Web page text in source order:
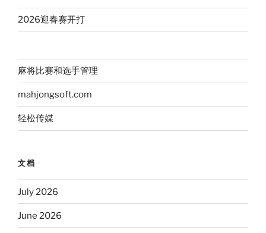
2026迎春赛开打
麻将比赛和选手管理
mahjongsoft.com
轻松传媒
文档
July 2026
June 2026